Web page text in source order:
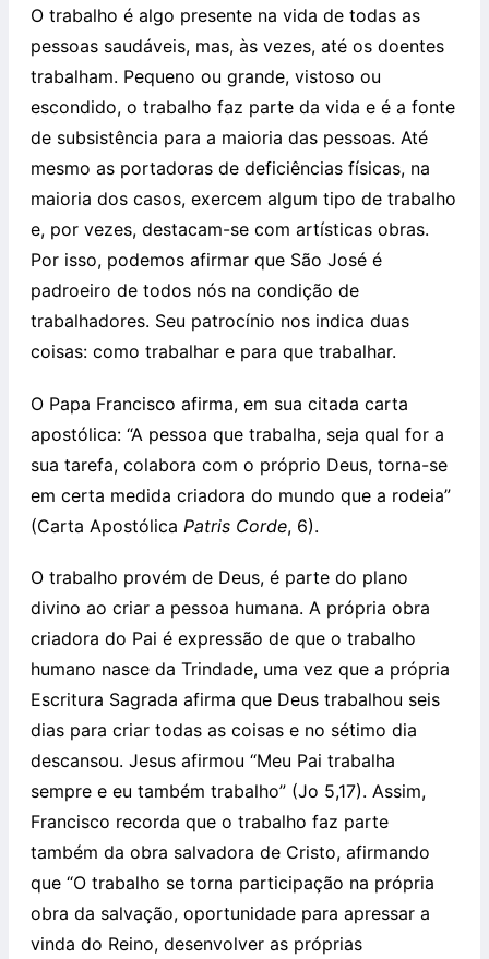
O trabalho é algo presente na vida de todas as
pessoas saudáveis, mas, às vezes, até os doentes
trabalham. Pequeno ou grande, vistoso ou
escondido, o trabalho faz parte da vida e é a fonte
de subsistência para a maioria das pessoas. Até
mesmo as portadoras de deficiências físicas, na
maioria dos casos, exercem algum tipo de trabalho
e, por vezes, destacam-se com artísticas obras.
Por isso, podemos afirmar que São José é
padroeiro de todos nós na condição de
trabalhadores. Seu patrocínio nos indica duas
coisas: como trabalhar e para que trabalhar.
O Papa Francisco afirma, em sua citada carta
apostólica: “A pessoa que trabalha, seja qual for a
sua tarefa, colabora com o próprio Deus, torna-se
em certa medida criadora do mundo que a rodeia”
(Carta Apostólica Patris Corde, 6).
O trabalho provém de Deus, é parte do plano
divino ao criar a pessoa humana. A própria obra
criadora do Pai é expressão de que o trabalho
humano nasce da Trindade, uma vez que a própria
Escritura Sagrada afirma que Deus trabalhou seis
dias para criar todas as coisas e no sétimo dia
descansou. Jesus afirmou “Meu Pai trabalha
sempre e eu também trabalho” (Jo 5,17). Assim,
Francisco recorda que o trabalho faz parte
também da obra salvadora de Cristo, afirmando
que “O trabalho se torna participação na própria
obra da salvação, oportunidade para apressar a
vinda do Reino, desenvolver as próprias